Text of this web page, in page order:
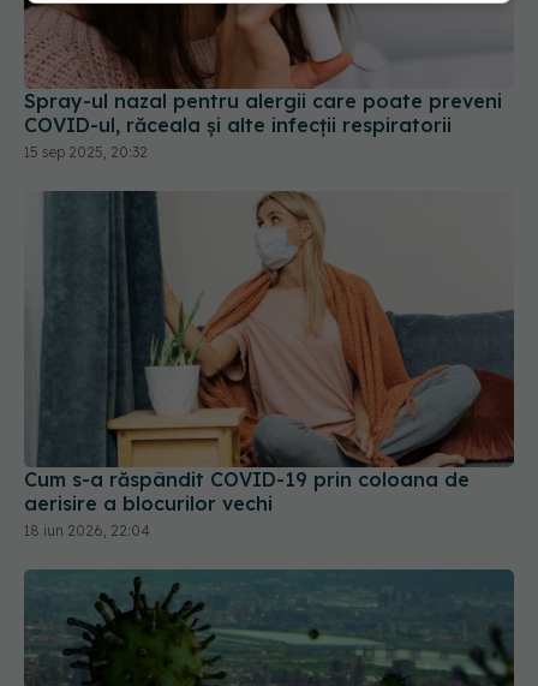
Spray-ul nazal pentru alergii care poate preveni
COVID-ul, răceala și alte infecții respiratorii
15 sep 2025, 20:32
Cum s-a răspândit COVID-19 prin coloana de
aerisire a blocurilor vechi
18 iun 2026, 22:04